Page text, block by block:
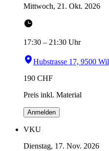
Mittwoch, 21. Okt. 2026
17:30 – 21:30 Uhr
Hubstrasse 17, 9500 Wil
190 CHF
Preis inkl. Material
Anmelden
VKU
Dienstag, 17. Nov. 2026